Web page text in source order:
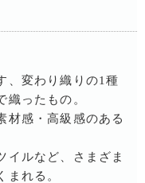
、変わり織りの1種
織ったもの。
材感・高級感のある
イルなど、さまざま
まれる。